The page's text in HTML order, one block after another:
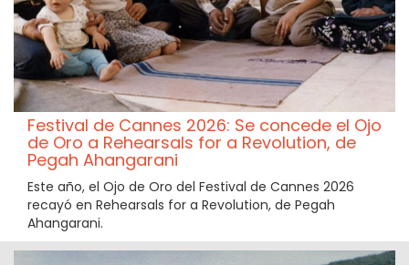
Festival de Cannes 2026: Se concede el Ojo
de Oro a Rehearsals for a Revolution, de
Pegah Ahangarani
Este año, el Ojo de Oro del Festival de Cannes 2026
recayó en Rehearsals for a Revolution, de Pegah
Ahangarani.